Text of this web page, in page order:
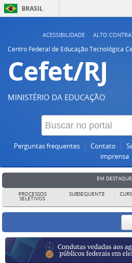
BRASIL
ACESSIBILIDADE ALTO
Centro Federal de Educação Tecnológica
Cefet/RJ
MINISTÉRIO DA EDUCAÇÃO
Perguntas frequentes Contato
imprensa
EM DESTAQUE
PROCESSOS
SELETIVOS
SUBSEQUENTE